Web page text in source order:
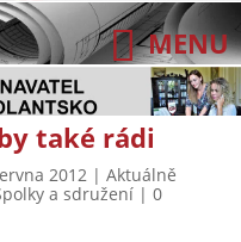
také rádi
2012 | Aktuálně
a sdružení| 0